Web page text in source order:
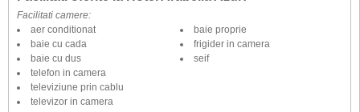
Facilitati camere:
aer conditionat
baie cu cada
baie cu dus
baie proprie
frigider in camera
seif
telefon in camera
televiziune prin cablu
televizor in camera